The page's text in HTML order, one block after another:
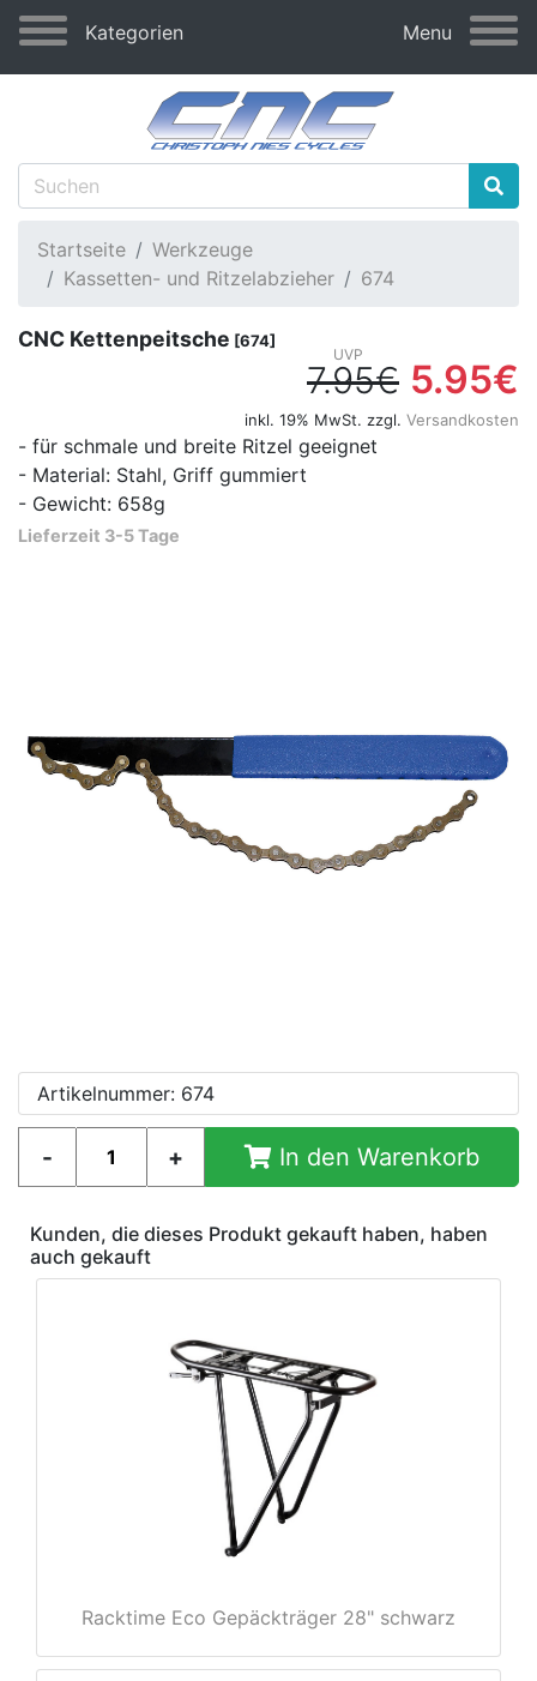
Kategorien Menu
Startseite
Werkzeuge
Kassetten- und Ritzelabzieher
674
CNC Kettenpeitsche [674]
7.95€ 5.95€
inkl. 19% MwSt. zzgl. Versandkosten
- für schmale und breite Ritzel geeignet
- Material: Stahl, Griff gummiert
- Gewicht: 658g
Lieferzeit 3-5 Tage
Artikelnummer: 674
In den Warenkorb
Kunden, die dieses Produkt gekauft haben, haben
auch gekauft
Racktime Eco Gepäckträger 28" schwarz